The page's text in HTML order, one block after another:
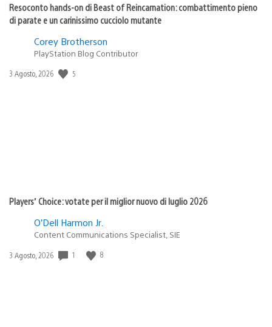
Resoconto hands-on di Beast of Reincarnation: combattimento pieno
di parate e un carinissimo cucciolo mutante
Corey Brotherson
PlayStation Blog Contributor
Data
3 Agosto, 2026 5
Players’ Choice: votate per il miglior nuovo di luglio 2026
O’Dell Harmon Jr.
Content Communications Specialist, SIE
Data
3 Agosto, 2026 1 8